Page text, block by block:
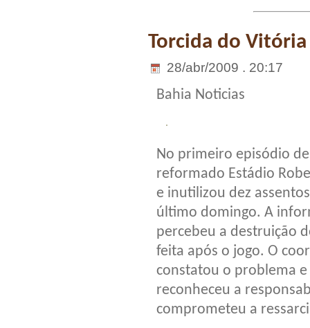
Torcida do
28/abr/2009 . 20:17
Bahia Noticias
No primeiro episódio
reformado Estádio
e inutilizou dez
último domingo. A
percebeu a destruição
feita após o jogo. O
constatou o problema
reconheceu a
comprometeu a